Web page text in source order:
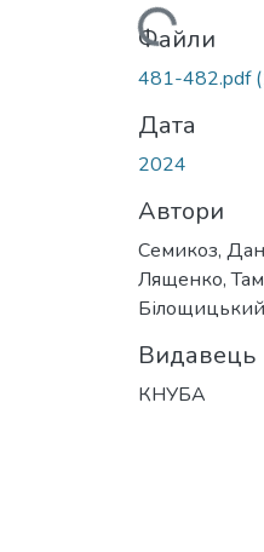
Вантажиться...
Файли
481-482.pdf
Дата
2024
Автори
Семикоз,
Лященко,
Видавець
КНУБА